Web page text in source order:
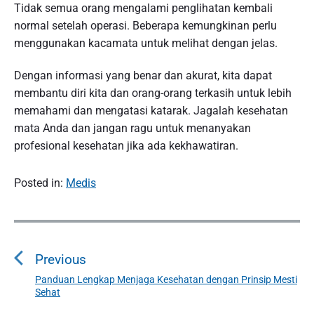
Tidak semua orang mengalami penglihatan kembali
normal setelah operasi. Beberapa kemungkinan perlu
menggunakan kacamata untuk melihat dengan jelas.
Dengan informasi yang benar dan akurat, kita dapat
membantu diri kita dan orang-orang terkasih untuk lebih
memahami dan mengatasi katarak. Jagalah kesehatan
mata Anda dan jangan ragu untuk menanyakan
profesional kesehatan jika ada kekhawatiran.
Posted in: Medis
P
s
Previous
P
r
Panduan Lengkap Menjaga Kesehatan dengan Prinsip Mesti
Sehat